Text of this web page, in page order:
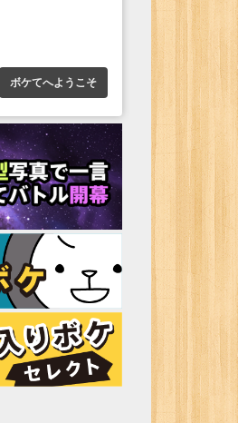
ボケてへようこそ